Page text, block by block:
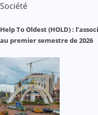
Société
Help To Oldest (HOLD) :
au premier semestre de 2026